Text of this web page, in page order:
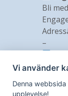
Bli
–
Vi använder
Denna
upplevelse!